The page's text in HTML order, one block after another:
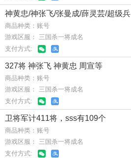
神黄忠/神张飞/张曼成/薛灵芸/超级兵
商品种类：账号
游戏区服： 三国杀一将成名
支付方式:
327将 神张飞 神黄忠 周宣等
商品种类：账号
游戏区服： 三国杀一将成名
支付方式:
卫将军计411将，sss有109个
商品种类：账号
游戏区服： 三国杀一将成名
支付方式: